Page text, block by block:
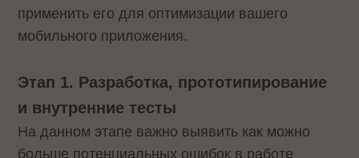
применить его для оптимизации вашего
мобильного приложения.
Этап 1. Разработка, прототипирование
и внутренние тесты
На данном этапе важно выявить как можно
больше потенциальных ошибок в работе